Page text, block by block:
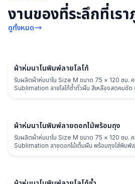
งานของที่ระลึกที่เรา
ดูทั้งหมด
ผ้าห่ม
ผ้าห่มนาโนพิมพ์ลายโลโก้
รับผลิตผ้าห่มนาโน Size M ขนาด 75 × 120 ซม.
Sublimation ลายโลโก้ซ้ำทั่วผืน สีเหลืองสดคมชัด
ผ้าห่ม
ผ้าห่มนาโนพิมพ์ลายดอกไม้พร้อมถุง
รับผลิตผ้าห่มนาโน Size M ขนาด 75 × 120 ซม.
Sublimation ลายดอกไม้เต็มผืน พร้อมถุงใส่พิมพ์
ผ้าห่ม